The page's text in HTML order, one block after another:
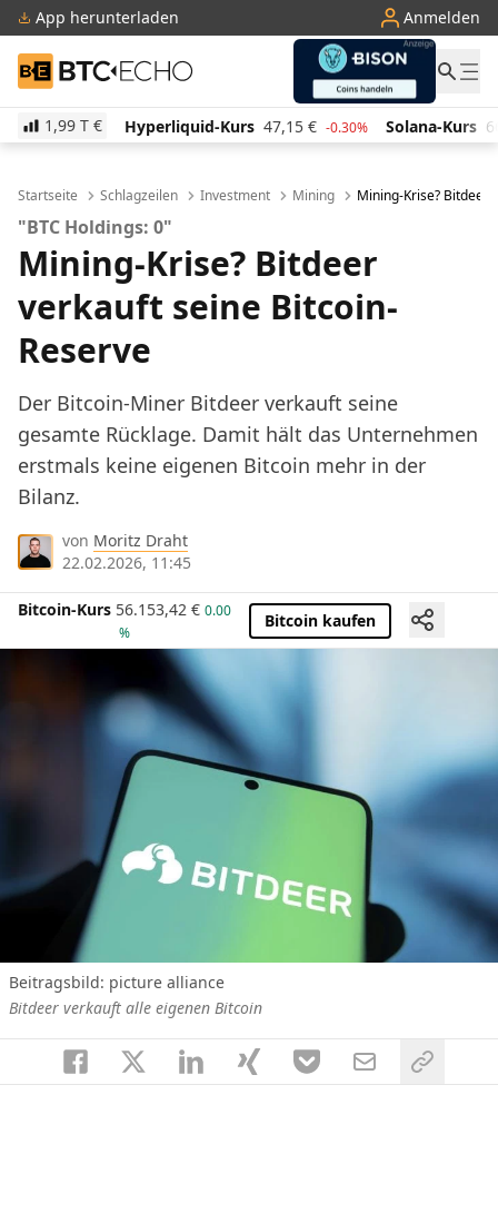
App herunterladen Anmelden
BTC-ECHO
1,99 T €
Hyperliquid-Kurs 47,15 € -0.30% Solana-Kurs 66,05 € 2.00%
Startseite Schlagzeilen Investment Mining Mining-Krise? Bitdeer
"BTC Holdings: 0"
Mining-Krise? Bitdeer
verkauft seine Bitcoin-
Reserve
Der Bitcoin-Miner Bitdeer verkauft seine
gesamte Rücklage. Damit hält das Unternehmen
erstmals keine eigenen Bitcoin mehr in der
Bilanz.
von Moritz Draht
22.02.2026, 11:45
Bitcoin-Kurs 56.153,42 € 0.00
%
Bitcoin kaufen
Beitragsbild: picture alliance
Bitdeer verkauft alle eigenen Bitcoin